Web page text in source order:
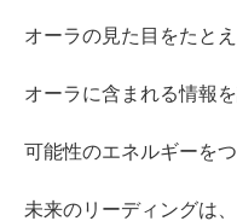
オーラの見た目をたと
オーラに含まれる情報
可能性のエネルギーを
未来のリーディングは